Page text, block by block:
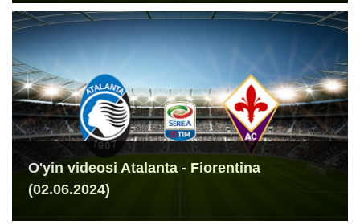
O'yin videosi Atalanta - Fiorentina
(02.06.2024)